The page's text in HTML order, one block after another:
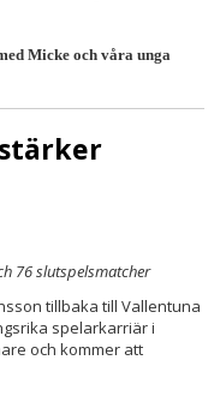
Micke och våra unga
76 slutspelsmatcher
tillbaka till Vallentuna
spelarkarriär i
och kommer att